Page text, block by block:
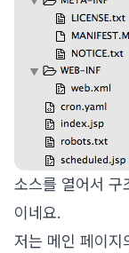
소스를 열어서 구
이네요.
저는 메인 페이지